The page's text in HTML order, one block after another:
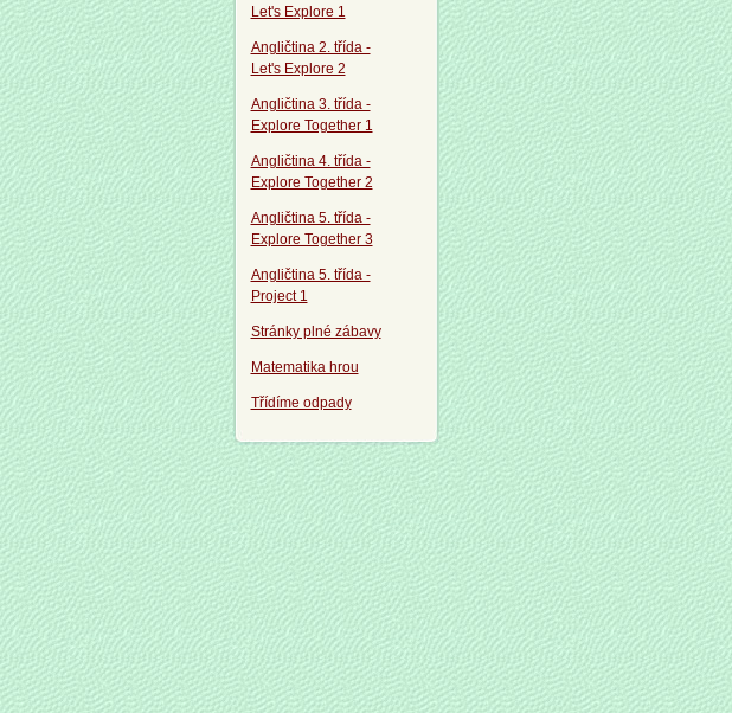
Let's Explore 1
Angličtina 2. třída -
Let's Explore 2
Angličtina 3. třída -
Explore Together 1
Angličtina 4. třída -
Explore Together 2
Angličtina 5. třída -
Explore Together 3
Angličtina 5. třída -
Project 1
Stránky plné zábavy
Matematika hrou
Třídíme odpady